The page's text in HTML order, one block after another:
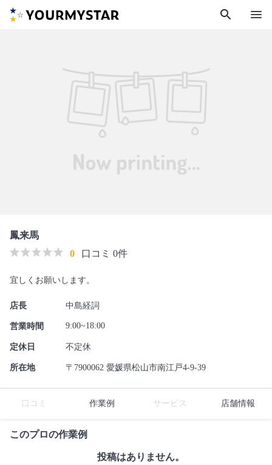
search menu
鳳来馬
0
口コミ 0件
宜しくお願いします。
店長 中島経詞
営業時間 9:00~18:00
定休日 不定休
所在地 〒7900062 愛媛県松山市南江戸4-9-39
口コミ 作業例 サービス 店舗情報
このプロの作業例
投稿はありません。